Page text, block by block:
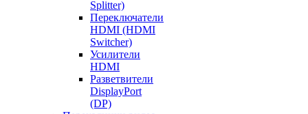
Splitter)
Переключатели
HDMI (HDMI
Switcher)
Усилители
HDMI
Разветвители
DisplayPort
(DP)